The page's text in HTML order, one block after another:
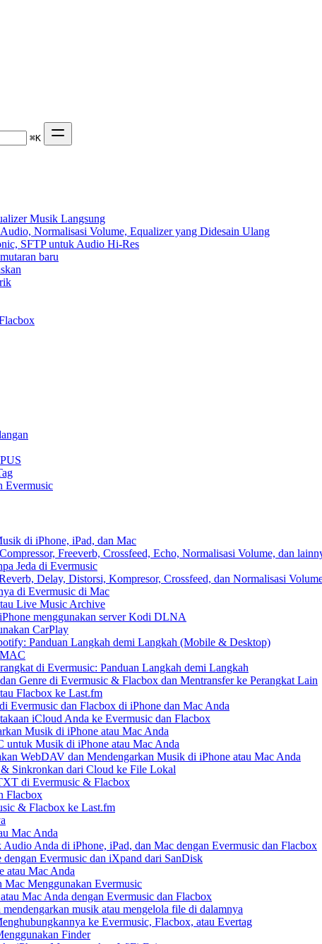
⌘K
Musik Langsung
Normalisasi Volume, Equalizer yang Didesain Ulang
SFTP untuk Audio Hi-Res
baru
Evermusic
di iPhone, iPad, dan Mac
Freeverb, Crossfeed, Echo, Normalisasi Volume, dan
Jeda di Evermusic
Delay, Distorsi, Kompresor, Crossfeed, dan Normalisasi
di Evermusic di Mac
Live Music Archive
menggunakan server Kodi DLNA
CarPlay
Panduan Langkah demi Langkah (Mobile & Desktop)
di Evermusic: Panduan Langkah demi Langkah
Genre di Evermusic & Flacbox dan Mentransfer ke Perangkat Lain
Flacbox ke Last.fm
Evermusic dan Flacbox di iPhone dan Mac Anda
iCloud Anda ke Evermusic dan Flacbox
Musik di iPhone atau Mac Anda
untuk Musik di iPhone atau Mac Anda
WebDAV dan Mendengarkan Musik di iPhone atau Mac Anda
Sinkronkan dari Cloud ke File Lokal
di Evermusic & Flacbox
Flacbox
& Flacbox ke Last.fm
Mac Anda
Anda di iPhone, iPad, dan Mac dengan Evermusic dan Flacbox
Evermusic dan iXpand dari SanDisk
atau Mac Anda
Menggunakan Evermusic
Mac Anda dengan Evermusic dan Flacbox
musik atau mengelola file di dalamnya
ke Evermusic, Flacbox, atau Evertag
Finder